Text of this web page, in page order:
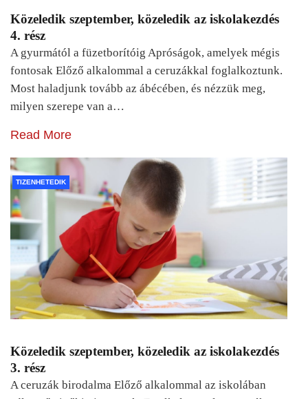
Közeledik szeptember, közeledik az iskolakezdés
4. rész
A gyurmától a füzetborítóig Apróságok, amelyek mégis
fontosak Előző alkalommal a ceruzákkal foglalkoztunk.
Most haladjunk tovább az ábécében, és nézzük meg,
milyen szerepe van a…
Read More
TIZENHETEDIK
Közeledik szeptember, közeledik az iskolakezdés
3. rész
A ceruzák birodalma Előző alkalommal az iskolában